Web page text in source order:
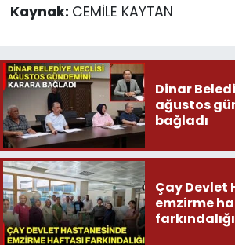
Kaynak: CEMİLE KAYTAN
Dinar
ağustos
bağladı
Çay Devlet
emzirme
farkındalığı